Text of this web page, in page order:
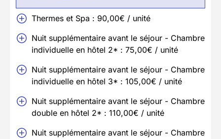
Thermes et Spa : 90,00€ / unité
Nuit supplémentaire avant le séjour - Chambre
individuelle en hôtel 2* : 75,00€ / unité
Nuit supplémentaire avant le séjour - Chambre
individuelle en hôtel 3* : 105,00€ / unité
Nuit supplémentaire avant le séjour - Chambre
double en hôtel 2* : 110,00€ / unité
Nuit supplémentaire avant le séjour - Chambre